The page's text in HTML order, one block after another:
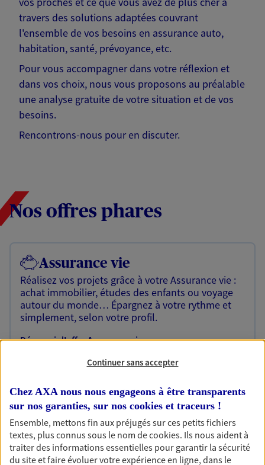
travers des solutions adaptées couvrant
l'ensemble de vos besoins en assurance auto,
habitation, santé, prévoyance, etc.
Pour vous accompagner dans votre réflexion et
dans vos choix, nous vous proposons au préalable
une analyse gratuite de votre situation et de vos
besoins.
Rencontrons-nous pour en discuter.
Nos offres phares
Assurance vie
Réalisez vos projets grâce à votre Assurance vie :
achat immobilier, études des enfants ou voyage
autour du monde… Épargnez à votre rythme et
simplement, selon votre profil.
Découvrir l'offre Assurance vie
NOUS CONTACTER
Retraite
Préparez sereinement ce nouveau chapitre de
votre vie avec les conseils d'un expert. Découvrez
notre nouvelle solution PER (Plan Epargne
Continuer sans accepter
Chez AXA nous nous engageons à être transparents
sur nos garanties, sur nos cookies et traceurs !
Ensemble, mettons fin aux préjugés sur ces petits fichiers
textes, plus connus sous le nom decookies. Ils nous aident à
traiter des informations essentielles pour garantir la sécurité
du site et faire évoluer votre expérience en ligne, dans le